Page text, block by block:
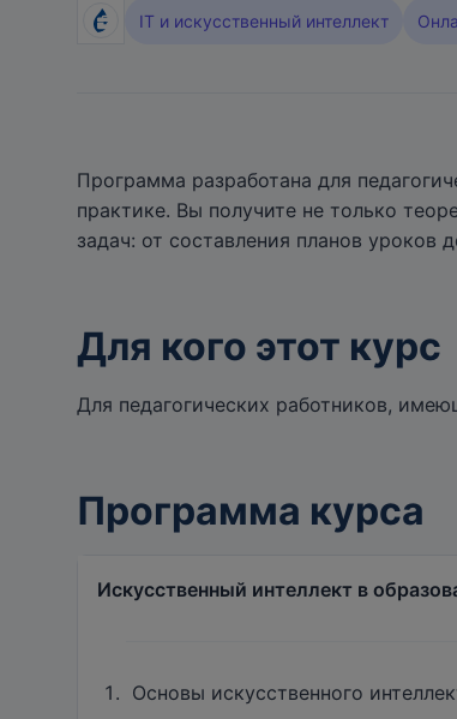
IT и искусственный интеллект
Программа разработана для
практике. Вы получите не только
задач: от составления планов уроков
Для кого этот курс
Для педагогических работников,
Программа курса
Искусственный интеллект в
Основы искусственного